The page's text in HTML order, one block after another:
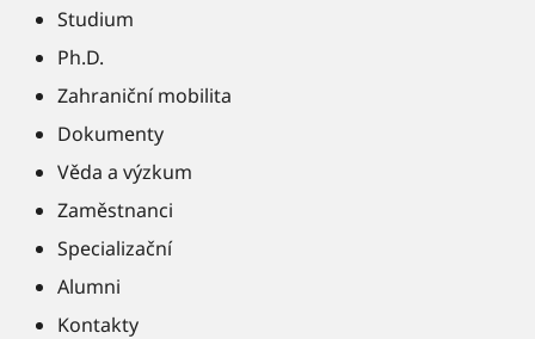
Studium
Ph.D.
Zahraniční mobilita
Dokumenty
Věda a výzkum
Zaměstnanci
Specializační
Alumni
Kontakty